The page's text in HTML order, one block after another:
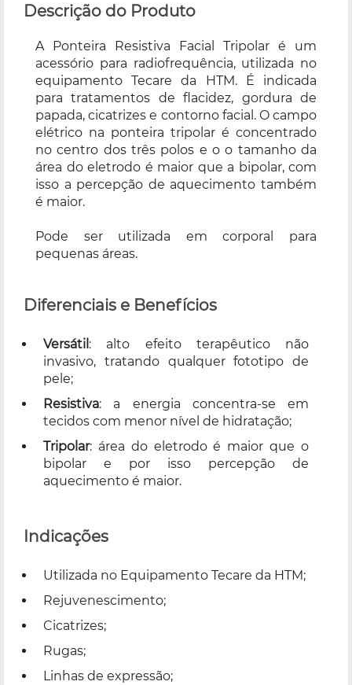
Descrição do Produto
A Ponteira Resistiva Facial Tripolar é um
acessório para radiofrequência, utilizada no
equipamento Tecare da HTM. É indicada
para tratamentos de flacidez, gordura de
papada, cicatrizes e contorno facial. O campo
elétrico na ponteira tripolar é concentrado
no centro dos três polos e o o tamanho da
área do eletrodo é maior que a bipolar, com
isso a percepção de aquecimento também
é maior.
Pode ser utilizada em corporal para
pequenas áreas.
Diferenciais e Benefícios
Versátil : alto efeito terapêutico não
invasivo, tratando qualquer fototipo de
pele;
Resistiva: a energia concentra-se em
tecidos com menor nível de hidratação;
Tripolar: área do eletrodo é maior que o
bipolar e por isso percepção de
aquecimento é maior.
Indicações
Utilizada no Equipamento Tecare da HTM;
Rejuvenescimento;
Cicatrizes;
Rugas;
Linhas de expressão;